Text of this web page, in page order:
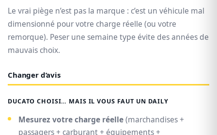
Le vrai piège n’est pas la marque : c’est un véhicule mal
dimensionné pour votre charge réelle (ou votre
remorque). Peser une semaine type évite des années de
mauvais choix.
Changer d’avis
DUCATO CHOISI… MAIS IL VOUS FAUT UN DAILY
Mesurez votre charge réelle(marchandises +
passagers + carburant + équipements +